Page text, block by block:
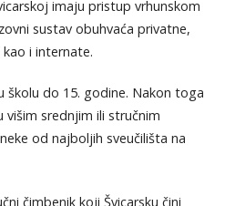
imaju pristup vrhunskom
sustav obuhvaća privatne,
i internate.
školu do 15. godine. Nakon toga
srednjim ili stručnim
od najboljih sveučilišta na
čimbenik koji Švicarsku čini